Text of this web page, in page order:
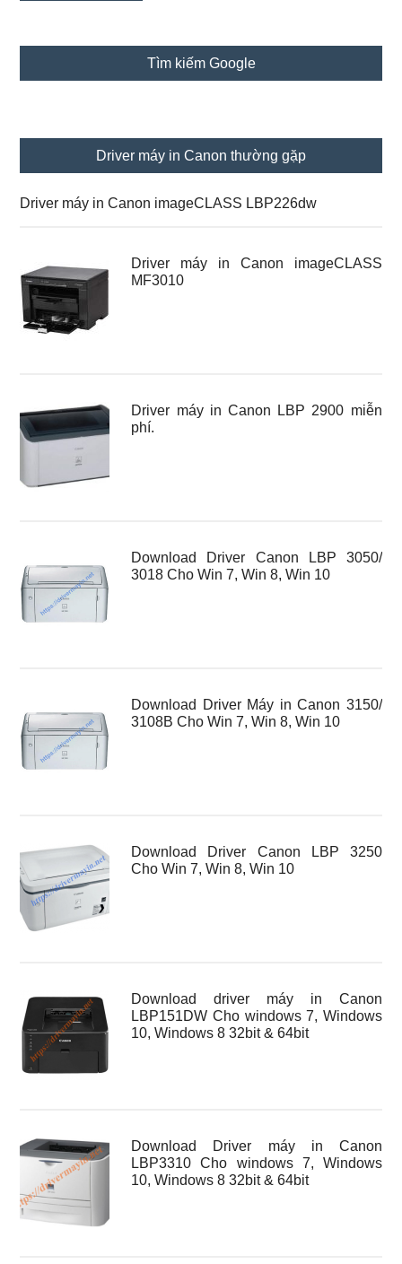
chính
Tìm kiếm Google
Driver máy in Canon thường gặp
Driver máy in Canon imageCLASS LBP226dw
Driver máy in Canon imageCLASS
MF3010
Driver máy in Canon LBP 2900 miễn
phí.
Download Driver Canon LBP 3050/
3018 Cho Win 7, Win 8, Win 10
Download Driver Máy in Canon 3150/
3108B Cho Win 7, Win 8, Win 10
Download Driver Canon LBP 3250
Cho Win 7, Win 8, Win 10
Download driver máy in Canon
LBP151DW Cho windows 7, Windows
10, Windows 8 32bit & 64bit
Download Driver máy in Canon
LBP3310 Cho windows 7, Windows
10, Windows 8 32bit & 64bit